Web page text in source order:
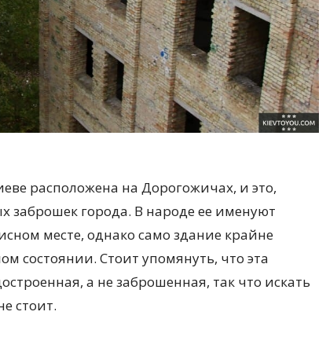
расположена на Дорогожичах, и это,
заброшек города. В народе ее именуют
месте, однако само здание крайне
состоянии. Стоит упомянуть, что эта
а не заброшенная, так что искать
стоит.